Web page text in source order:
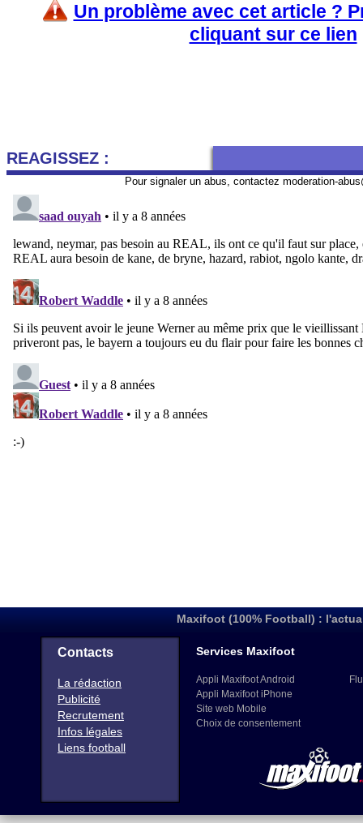
Un problème avec cet article ?
cliquant sur ce lien
REAGISSEZ :
Pour signaler un abus, contactez moderation-
Maxifoot (100% Football) :
Contacts
La rédaction
Publicité
Recrutement
Infos légales
Liens football
Services Maxifoot
Appli Maxifoot Android
Appli Maxifoot iPhone
Site web Mobile
Choix de consentement